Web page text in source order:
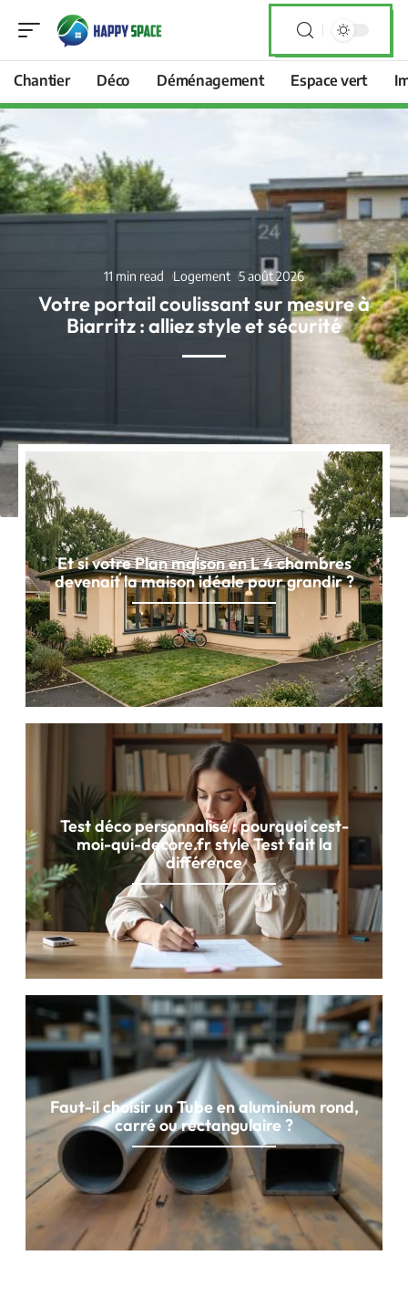
Chantier Déco Déménagement Espace vert
11 min read Logement 5 août 2026
Votre portail coulissant sur mesure à
Biarritz : alliez style et sécurité
Et si votre Plan maison en L 4 chambres
devenait la maison idéale pour grandir ?
Test déco personnalisé : pourquoi cest-
moi-qui-decore.fr style Test fait la
différence
Faut-il choisir un Tube en aluminium rond,
carré ou rectangulaire ?